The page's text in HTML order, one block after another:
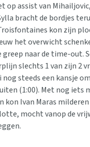
op assist van
bracht de bordjes
kon zijn
het overwicht
greep naar de time-out.
slechts 1 van zijn 2
nog steeds een kansje
(1:00). Met nog iets
kon Ivan Maras
mocht vanop de